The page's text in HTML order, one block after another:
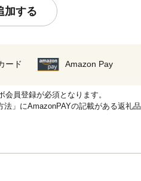
加する
ード Amazon Pay
員登録が必須となります。
」にAmazonPAYの記載がある返礼品